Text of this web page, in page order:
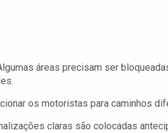
áreas precisam ser
os motoristas para caminhos
claras são colocadas